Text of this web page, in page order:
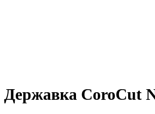
Державка CoroCut